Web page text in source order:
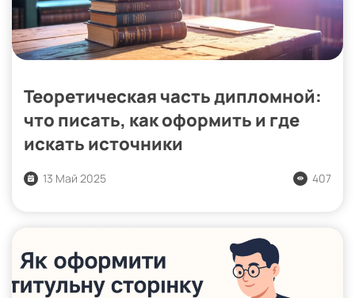
Теоретическая часть дипломной:
что писать, как оформить и где
искать источники
13 Май 2025 407